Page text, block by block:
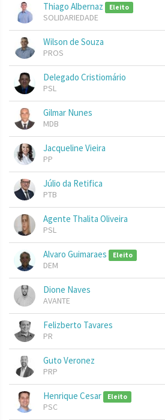
Thiago Albernaz Eleito
SOLIDARIEDADE
Wilson de Souza
PROS
Delegado Cristiomário
PSL
Gilmar Nunes
MDB
Jacqueline Vieira
PP
Júlio da Retifica
PTB
Agente Thalita Oliveira
PSL
Alvaro Guimaraes Eleito
DEM
Dione Naves
AVANTE
Felizberto Tavares
PR
Guto Veronez
PRP
Henrique Cesar Eleito
PSC